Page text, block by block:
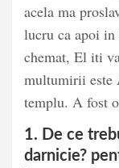
acela ma
lucru ca apoi in
chemat, El iti
multumirii este
templu. A fost
1. De ce
darnicie?